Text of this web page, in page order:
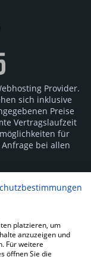
Provider.
sich inklusive
Preise
Vertragslaufzeit
für
bei allen
platzieren, um
anzuzeigen und
Für weitere
öffnen Sie die